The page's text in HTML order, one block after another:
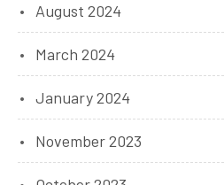
August 2024
March 2024
January 2024
November 2023